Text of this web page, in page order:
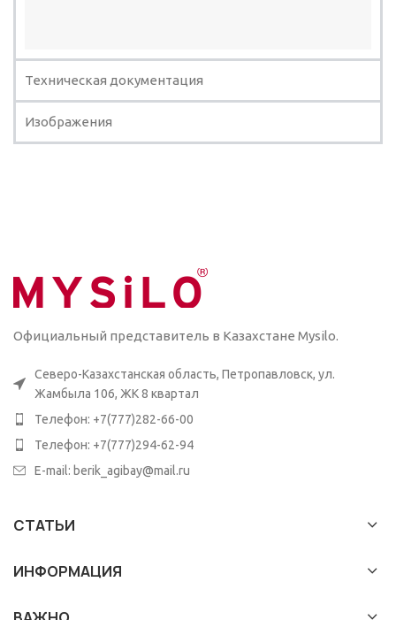
Техническая документация
Изображения
Официальный представитель в Казахстане Mysilo.
Северо-Казахстанская область, Петропавловск, ул.
Жамбыла 106, ЖК 8 квартал
Телефон: +7(777)282-66-00
Телефон: +7(777)294-62-94
E-mail: berik_agibay@mail.ru
СТАТЬИ
ИНФОРМАЦИЯ